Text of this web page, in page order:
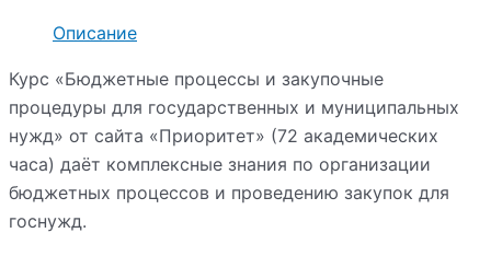
Описание
Курс «Бюджетные процессы и закупочные
процедуры для государственных и муниципальных
нужд» от сайта «Приоритет» (72 академических
часа) даёт комплексные знания по организации
бюджетных процессов и проведению закупок для
госнужд.